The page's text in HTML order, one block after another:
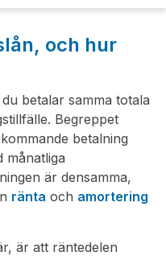
och hur
betalar samma totala
Begreppet
betalning
månatliga
är densamma,
ränta och amortering
är att räntedelen